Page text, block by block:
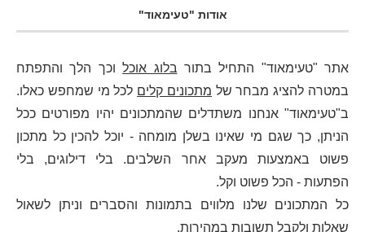
אודות "טעימאוד"
אתר "טעימאוד" התחיל בתור בלוג אוכלוכך הלך והתפתח
במטרה להציג מבחר של מתכונים קלים לכל מי שמחפש כאלו.
ב"טעימאוד" אנחנו משתדלים שהמתכונים יהיו מפורטים ככל
הניתן, כך שגם מי שאינו בשלן מומחה - יוכל להכין כל מתכון
פשוט באמצעות מעקב אחר השלבים. בלי דילוגים, בלי
הפתעות - הכל פשוט וקל.
כל המתכונים שלנו מלווים בתמונות והסברים וניתן לשאול
שאלות ולקבל תשובות במהירות.